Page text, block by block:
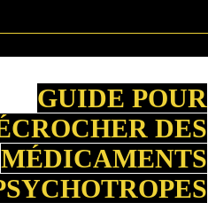
GUIDE POUR
DES
MÉDICAMENTS